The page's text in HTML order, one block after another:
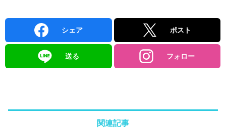
シェア ポスト
送る フォロー
関連記事